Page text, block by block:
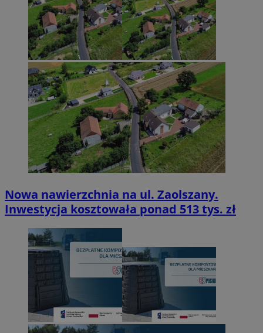
Nowa nawierzchnia na ul. Zaolszany.
Inwestycja kosztowała ponad 513 tys. zł